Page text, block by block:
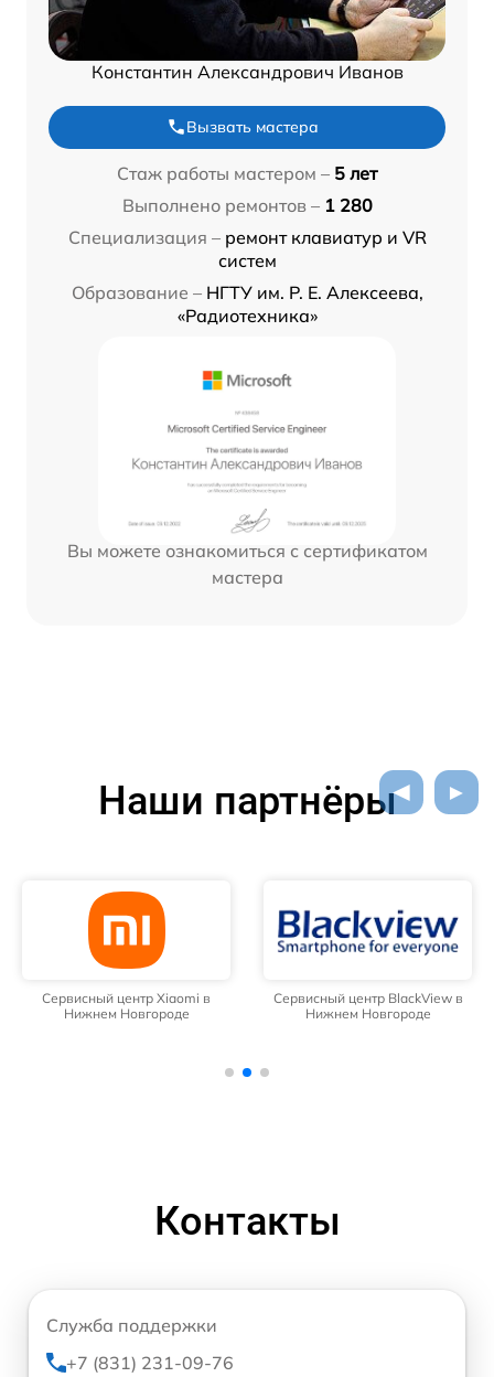
Константин Александрович Иванов
Вызвать мастера
Стаж работы мастером – 5 лет
Выполнено ремонтов – 1 280
Специализация – ремонт клавиатур и VR
систем
Образование – НГТУ им. Р. Е. Алексеева,
«Радиотехника»
Вы можете ознакомиться с сертификатом
мастера
Наши партнёры
Сервисный центр Xiaomi в
Нижнем Новгороде
Сервисный центр BlackView в
Нижнем Новгороде
Контакты
Служба поддержки
+7 (831) 231-09-76